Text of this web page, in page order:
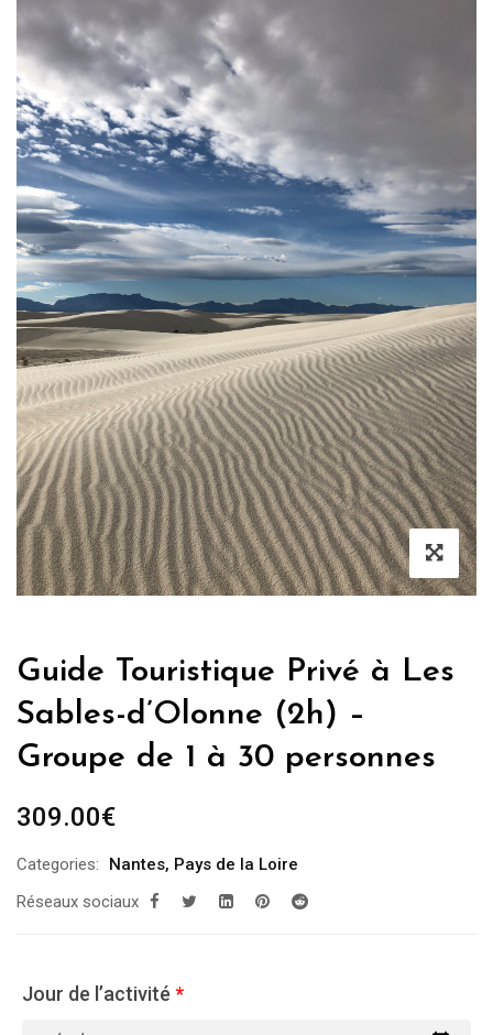
Guide Touristique Privé à Les
Sables-d’Olonne (2h) –
Groupe de 1 à 30 personnes
309.00€
Categories: Nantes, Pays de la Loire
Réseaux sociaux
Jour de l’activité *